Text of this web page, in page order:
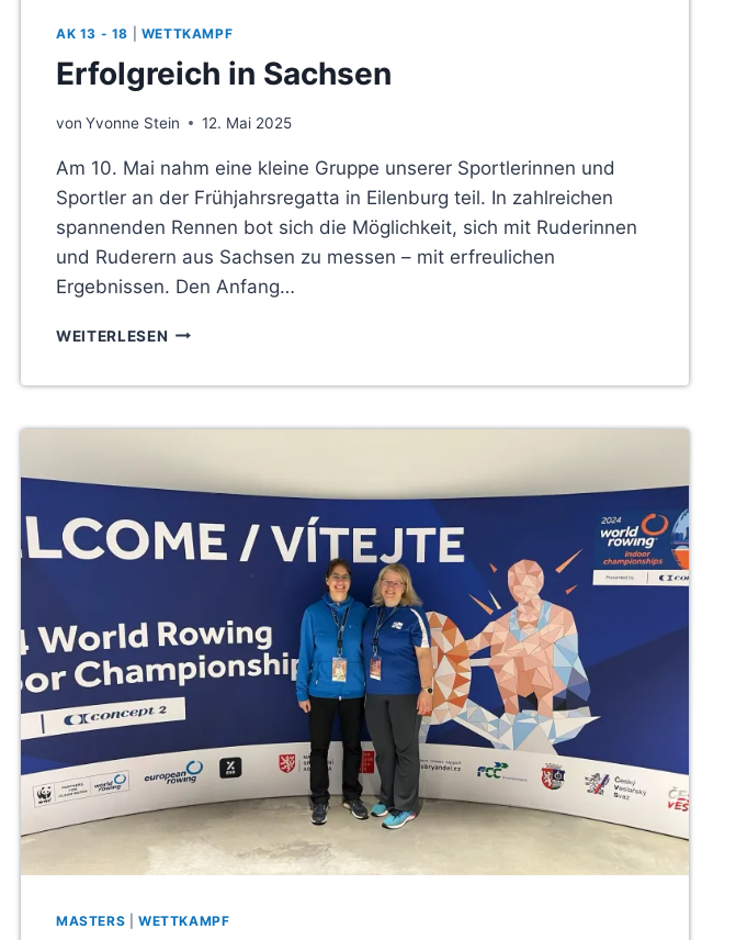
AK 13 - 18 WETTKAMPF
Erfolgreich in Sachsen
von Yvonne Stein 12. Mai 2025
Am 10. Mai nahm eine kleine Gruppe unserer Sportlerinnen und
Sportler an der Frühjahrsregatta in Eilenburg teil. In zahlreichen
spannenden Rennen bot sich die Möglichkeit, sich mit Ruderinnen
und Ruderern aus Sachsen zu messen – mit erfreulichen
Ergebnissen. Den Anfang…
WEITERLESEN ERFOLGREICH
MASTERS WETTKAMPF